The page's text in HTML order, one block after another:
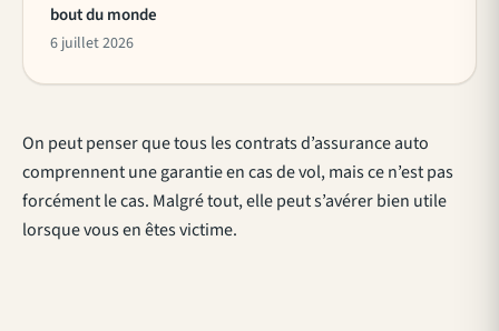
On peut penser que tous les contrats d’assurance auto
comprennent une garantie en cas de vol, mais ce n’est pas
forcément le cas. Malgré tout, elle peut s’avérer bien utile
lorsque vous en êtes victime.
bout du monde
6 juillet 2026